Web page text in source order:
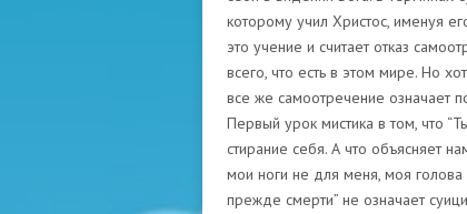
которому учил Христос, именуя
это учение и считает отказ
всего, что есть в этом мире. Но
все же самоотречение означает
Первый урок мистика в том, что
стирание себя. А что объясняет
мои ноги не для меня, моя голова
прежде смерти” не означает